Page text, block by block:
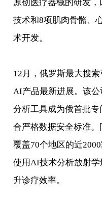
原创医疗器械的研发
技术和8项肌肉骨骼、
术开发。
12月，俄罗斯最大搜
AI产品最新进展。该
分析工具成为俄首批
合严格数据安全标准
覆盖70个地区的近
使用AI技术分析放射
升诊疗效率。